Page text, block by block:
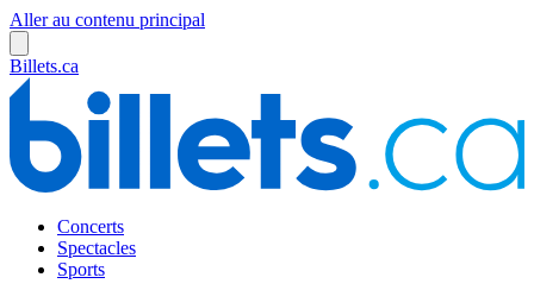
Aller au contenu principal
Billets.ca
Concerts
Spectacles
Sports